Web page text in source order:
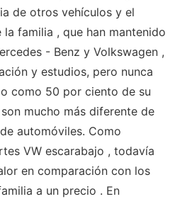
de otros vehículos y el
familia , que han mantenido
- Benz y Volkswagen ,
y estudios, pero nunca
como 50 por ciento de su
mucho más diferente de
automóviles. Como
VW escarabajo , todavía
en comparación con los
a un precio . En